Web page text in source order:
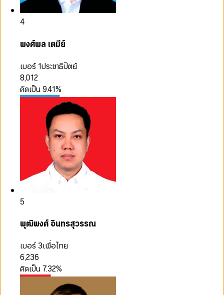
4
พงศ์พล เตมีย์
เบอร์ 1ประชาธิปัตย์
8,012
คิดเป็น9.41%
5
พุฒิพงศ์ อินทรสุวรรณ
เบอร์ 3เพื่อไทย
6,236
คิดเป็น 7.32%